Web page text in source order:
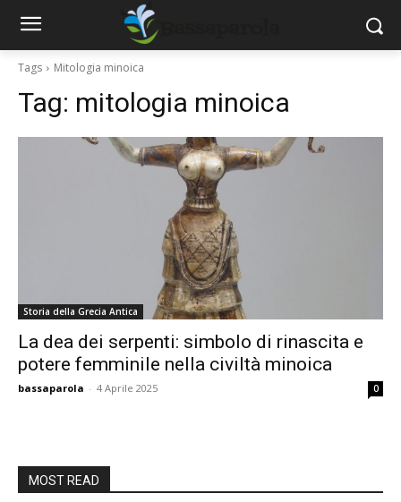
Tags Mitologia minoica
Tag: mitologia minoica
Storia della Grecia Antica
La dea dei serpenti: simbolo di rinascita e
potere femminile nella civiltà minoica
bassaparola - 4 Aprile 2025 0
MOST READ